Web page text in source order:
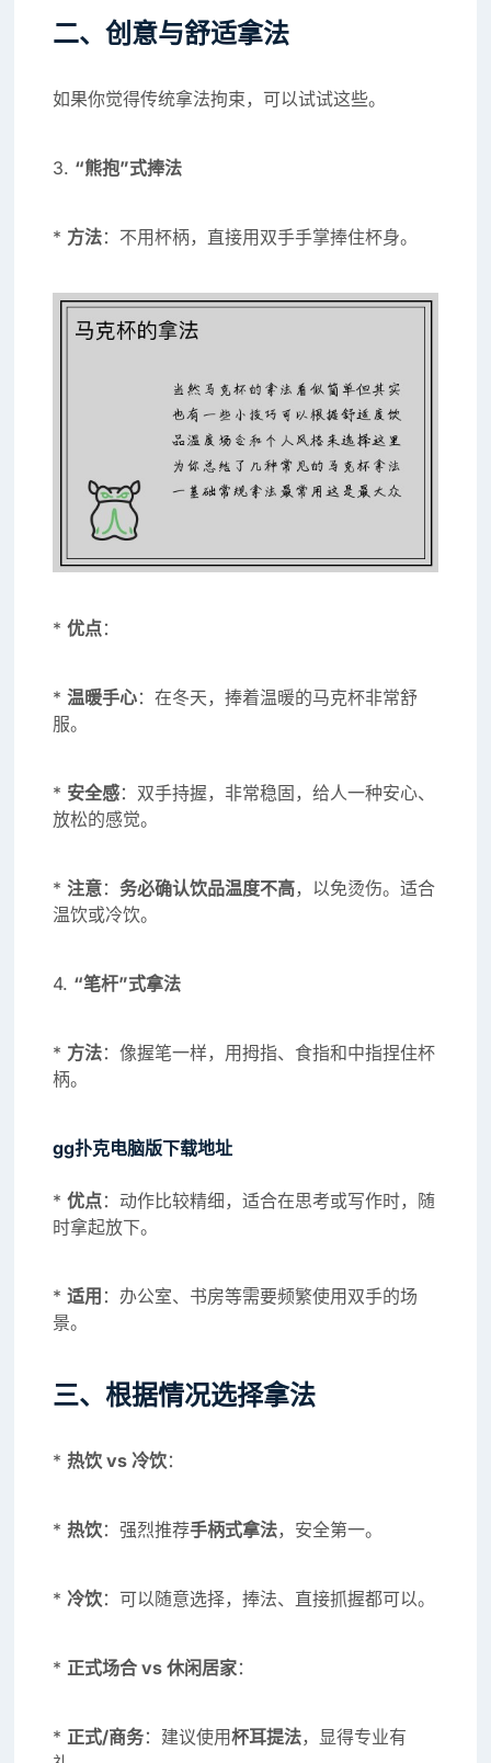
二、创意与舒适拿法
如果你觉得传统拿法拘束，可以试试这些。
3. “熊抱”式捧法
* 方法：不用杯柄，直接用双手手掌捧住杯身。
* 优点：
* 温暖手心：在冬天，捧着温暖的马克杯非常舒
服。
* 安全感：双手持握，非常稳固，给人一种安心、
放松的感觉。
* 注意： 务必确认饮品温度不高，以免烫伤。适合
温饮或冷饮。
4. “笔杆”式拿法
* 方法：像握笔一样，用拇指、食指和中指捏住杯
柄。
gg扑克电脑版下载地址
* 优点：动作比较精细，适合在思考或写作时，随
时拿起放下。
* 适用 ：办公室、书房等需要频繁使用双手的场
景。
三、根据情况选择拿法
* 热饮 vs 冷饮：
* 热饮：强烈推荐手柄式拿法，安全第一。
* 冷饮：可以随意选择，捧法、直接抓握都可以。
* 正式场合 vs 休闲居家：
* 正式/商务：建议使用杯耳提法，显得专业有